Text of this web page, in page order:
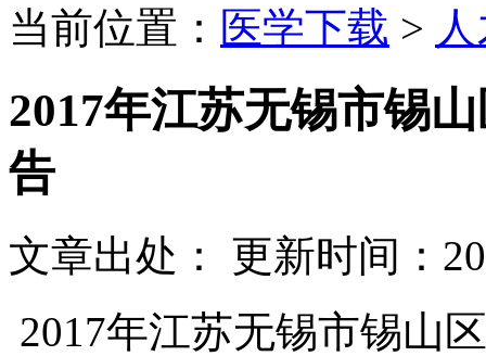
当前位置： 医学下载 >
2017年江苏无锡市锡
告
文章出处： 更新时间：
2017年江苏无锡市锡山